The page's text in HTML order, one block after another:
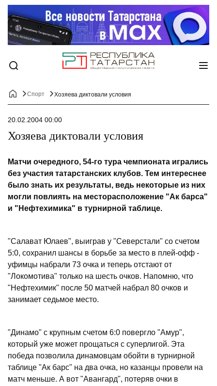
Спорт Хозяева диктовали условия
20.02.2004 00:00
Хозяева диктовали условия
Матчи очередного, 54-го тура чемпионата игрались
без участия татарстанских клубов. Тем интереснее
было знать их результаты, ведь некоторые из них
могли повлиять на месторасположение "Ак барса"
и "Нефтехимика" в турнирной таблице.
"Салават Юлаев", выиграв у "Северстали" со счетом
5:0, сохранил шансы в борьбе за место в плей-офф -
уфимцы набрали 73 очка и теперь отстают от
"Локомотива" только на шесть очков. Напомню, что
"Нефтехимик" после 50 матчей набрал 80 очков и
занимает седьмое место.
"Динамо" с крупным счетом 6:0 повергло "Амур",
который уже может прощаться с суперлигой. Эта
победа позволила динамовцам обойти в турнирной
таблице "Ак барс" на два очка, но казанцы провели на
матч меньше. А вот "Авангард", потеряв очки в